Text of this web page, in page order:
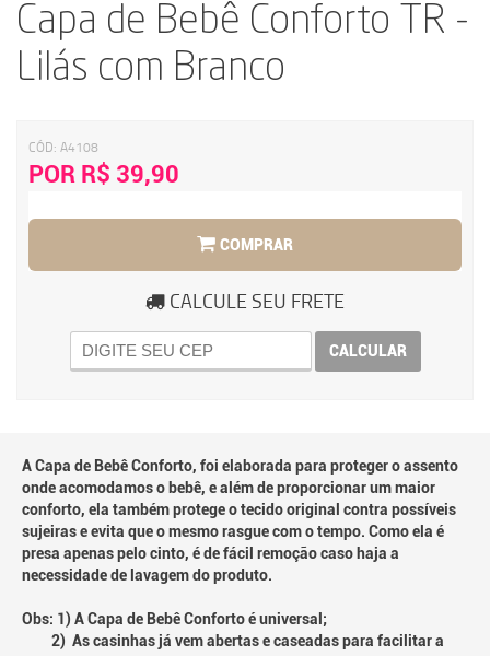
Capa de Bebê Conforto TR -
Lilás com Branco
CÓD: A4108
POR R$ 39,90
COMPRAR
CALCULE SEU FRETE
CALCULAR
A Capa de Bebê Conforto, foi elaborada para proteger o assento
onde acomodamos o bebê, e além de proporcionar um maior
conforto, ela também protege o tecido original contra possíveis
sujeiras e evita que o mesmo rasgue com o tempo. Como ela é
presa apenas pelo cinto, é de fácil remoção caso haja a
necessidade de lavagem do produto.
Obs: 1) A Capa de Bebê Conforto é universal;
2) As casinhas já vem abertas e caseadas para facilitar a